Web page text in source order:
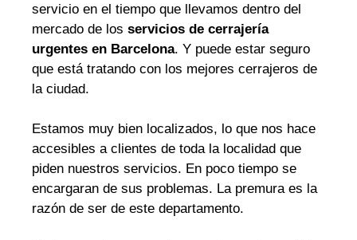
servicio en el tiempo que llevamos dentro del
mercado de los servicios de cerrajería
urgentes en Barcelona. Y puede estar seguro
que está tratando con los mejores cerrajeros de
la ciudad.
Estamos muy bien localizados, lo que nos hace
accesibles a clientes de toda la localidad que
piden nuestros servicios. En poco tiempo se
encargaran de sus problemas. La premura es la
razón de ser de este departamento.